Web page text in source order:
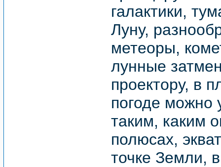
галактики,
Луну,
метеоры,
лунные
проектору, в
погоде можно
таким, каким
полюсах,
точке Земли,